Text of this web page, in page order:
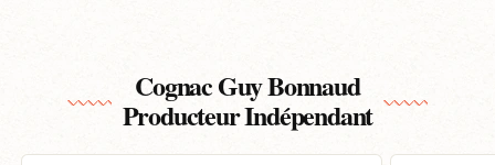
Cognac Guy Bonnaud
Producteur Indépendant